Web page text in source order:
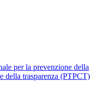
per la prevenzione della
della trasparenza (PTPCT)